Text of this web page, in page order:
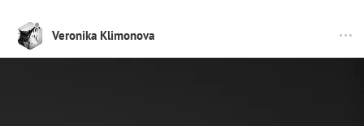
Veronika Klimonova